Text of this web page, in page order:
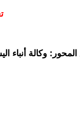
وكالة أنباء